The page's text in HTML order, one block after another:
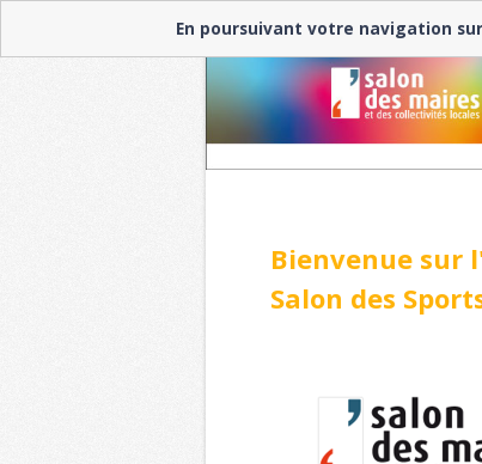
Bienvenue sur
Salon des
En poursuivant votre navigation